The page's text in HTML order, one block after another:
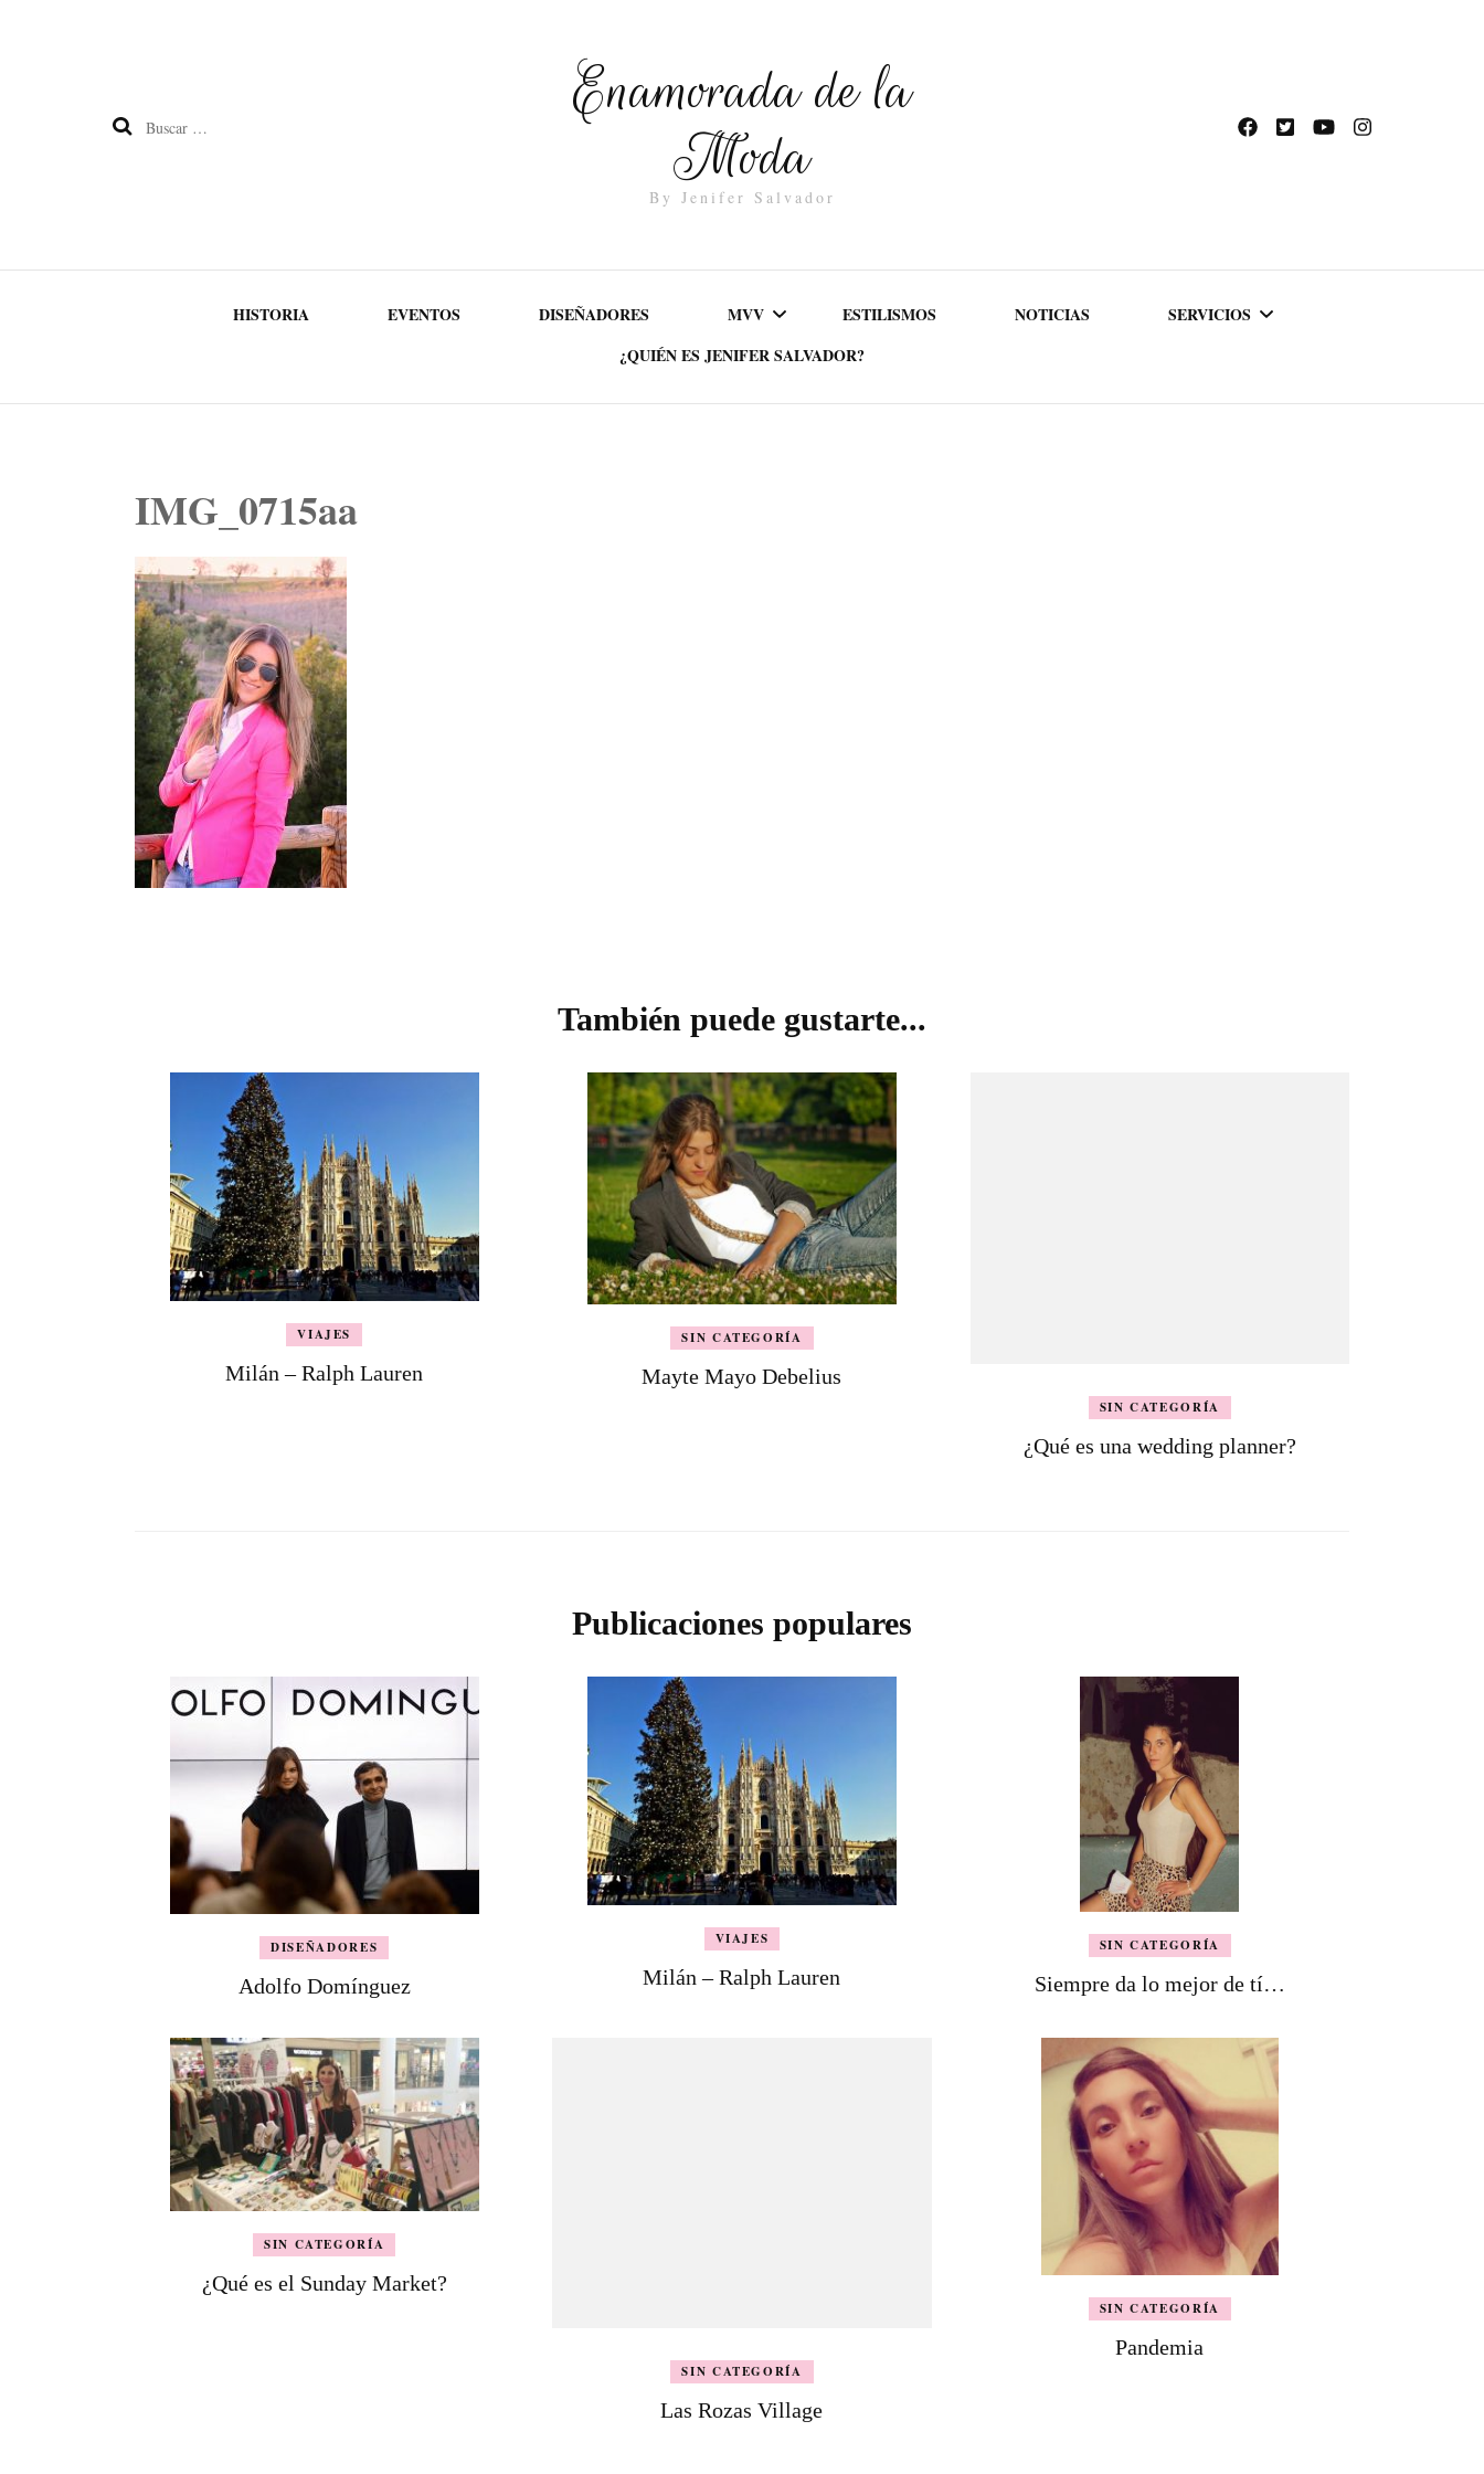
Buscar:
Enamorada de la
Moda
By Jenifer Salvador
HISTORIA EVENTOS DISEÑADORES MVV ESTILISMOS NOTICIAS SERVICIOS
¿QUIÉN ES JENIFER SALVADOR?
IMG_0715aa
También puede gustarte...
VIAJES
Milán – Ralph Lauren
SIN CATEGORÍA
Mayte Mayo Debelius
SIN CATEGORÍA
¿Qué es una wedding planner?
Publicaciones populares
DISEÑADORES
Adolfo Domínguez
VIAJES
Milán – Ralph Lauren
SIN CATEGORÍA
Siempre da lo mejor de tí…
SIN CATEGORÍA
¿Qué es el Sunday Market?
SIN CATEGORÍA
Las Rozas Village
SIN CATEGORÍA
Pandemia